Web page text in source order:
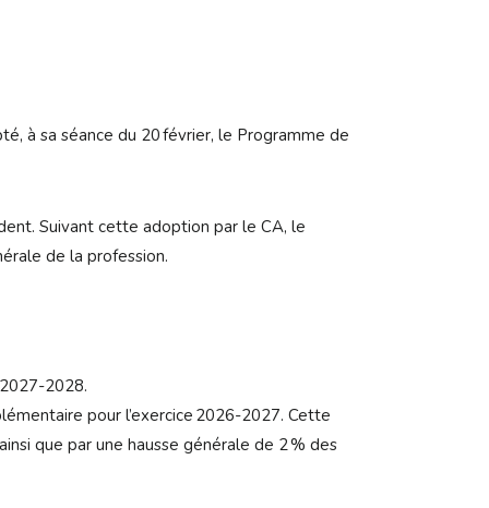
à sa séance du 20 février, le Programme de
Suivant cette adoption par le CA, le
de la profession.
2028.
pour l’exercice 2026-2027. Cette
que par une hausse générale de 2 % des